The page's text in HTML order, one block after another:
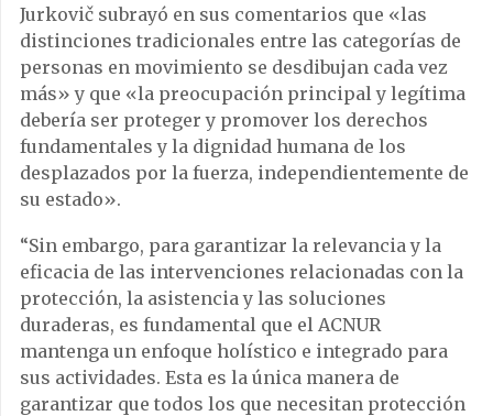
Jurkovič subrayó en sus comentarios que «las
distinciones tradicionales entre las categorías de
personas en movimiento se desdibujan cada vez
más» y que «la preocupación principal y legítima
debería ser proteger y promover los derechos
fundamentales y la dignidad humana de los
desplazados por la fuerza, independientemente de
su estado».
“Sin embargo, para garantizar la relevancia y la
eficacia de las intervenciones relacionadas con la
protección, la asistencia y las soluciones
duraderas, es fundamental que el ACNUR
mantenga un enfoque holístico e integrado para
sus actividades. Esta es la única manera de
garantizar que todos los que necesitan protección